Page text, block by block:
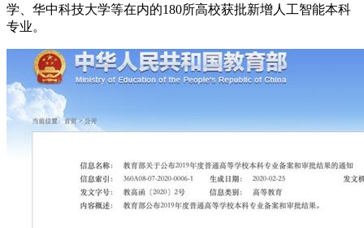
学、华中科技大学等在内的180所高校获批新增人工智能本科
专业。